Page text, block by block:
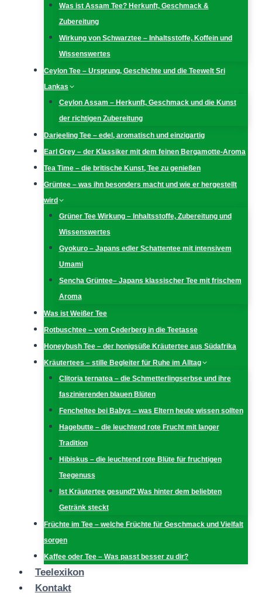
Was ist Assam Tee? Herkunft, Geschmack &
Zubereitung
Wirkung von Schwarztee – Inhaltsstoffe, Koffein und
Wissenswertes
Ceylon Tee – Ursprung, Geschichte und die Teewelt Sri
Lankas
Ceylon Assam – Herkunft, Geschmack und die Kunst
der richtigen Zubereitung
Darjeeling Tee – edel, aromatisch und einzigartig
Earl Grey – der Klassiker mit dem feinen Bergamotte-Aroma
Tea Time – die britische Kunst, Tee zu genießen
Grüntee – was ihn besonders macht und wie er hergestellt
wird
Grüner Tee Wirkung – Inhaltsstoffe, Zubereitung und
Wissenswertes
Gyokuro – Japans edler Schattentee mit intensivem
Umami
Sencha Grüntee– Japans klassischer Tee mit frischem
Aroma
Was ist Weißer Tee
Rotbuschtee – vom Cederberg in die Teetasse
Honeybush Tee – der honigsüße Kräutertee aus Südafrika
Kräutertees – stille Begleiter für Ruhe im Alltag
Clitoria ternatea – die Schmetterlingserbse und ihre
faszinierenden blauen Blüten
Fencheltee bei Babys – was Eltern heute wissen sollten
Hagebutte – die leuchtend rote Frucht mit langer
Tradition
Hibiskus – die leuchtend rote Blüte für fruchtigen
Teegenuss
Ist Kräutertee gesund? Was hinter dem beliebten
Getränk steckt
Früchte im Tee – welche Früchte für Geschmack und Vielfalt
sorgen
Kaffee oder Tee – Was passt besser zu dir?
Teelexikon
Kontakt